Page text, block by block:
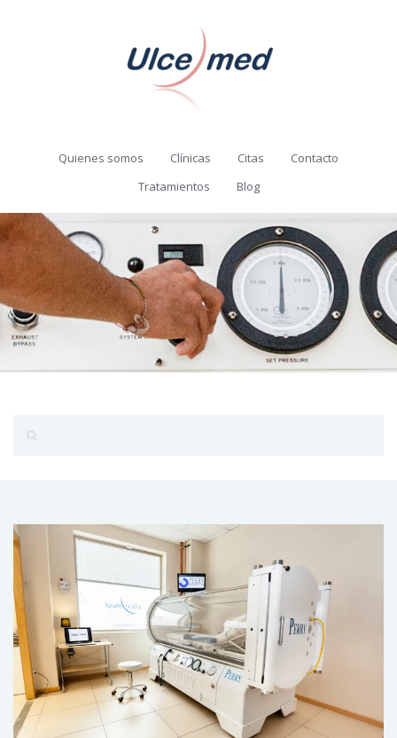
Quienes somos Clínicas Citas
Contacto
Tratamientos
Blog